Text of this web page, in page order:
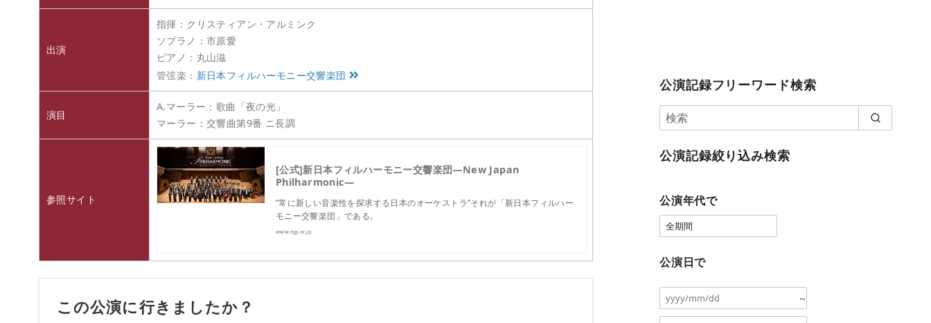
出演
指揮：クリスティアン・アルミンク
ソプラノ：市原愛
ピアノ：丸山滋
管弦楽： 新日本フィルハーモニー交響楽団
演目
A.マーラー：歌曲「夜の光」
マーラー：交響曲第9番 ニ長調
参照サイト
[公式]新日本フィルハーモニー交響楽団—New Japan
Philharmonic—
”常に新しい音楽性を探求する日本のオーケストラ”それが「新日本フィルハー
モニー交響楽団」である。
www.njp.or.jp
この公演に行きましたか？
公演記録フリーワード検索
公演記録絞り込み検索
公演年代で
公演日で
～